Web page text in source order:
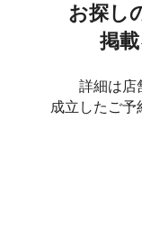
お探し
掲
詳細は店
成立したご予